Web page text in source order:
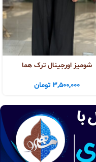
شومیز اورجینال ترک هما
3,500,000 تومان